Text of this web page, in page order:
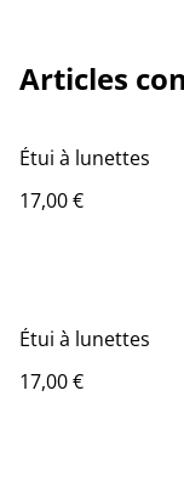
Articles
Étui à lunettes
17,00 €
Étui à lunettes
17,00 €